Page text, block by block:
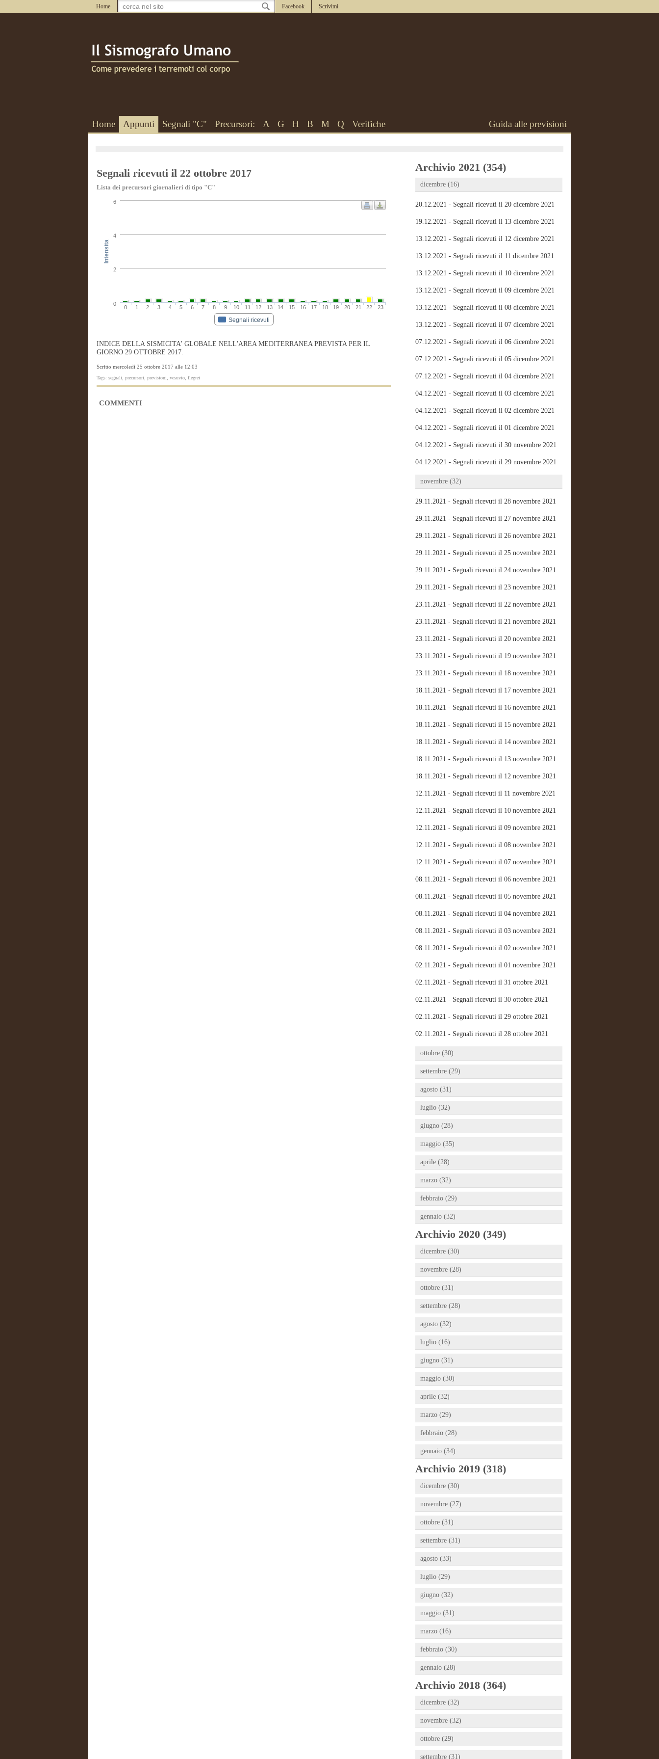
Home Facebook Scrivimi
Home Appunti Segnali "C" Precursori: A G H B M Q Verifiche Guida alle previsioni
Segnali ricevuti il 22 ottobre 2017
Lista dei precursori giornalieri di tipo "C"
Intensita
Segnali ricevuti
0 1 2 3 4 5 6 7 8 9 10 11 12 13 14 15 16 17 18 19 20 21 22 23
0
2
4
6
INDICE DELLA SISMICITA' GLOBALE NELL'AREA MEDITERRANEA PREVISTA PER IL
GIORNO 29 OTTOBRE 2017.
Scritto mercoledì 25 ottobre 2017 alle 12:03
Tags: segnali, precursori, previsioni, vesuvio, flegrei
COMMENTI
Archivio 2021 (354)
dicembre (16)
20.12.2021 - Segnali ricevuti il 20 dicembre 2021
19.12.2021 - Segnali ricevuti il 13 dicembre 2021
13.12.2021 - Segnali ricevuti il 12 dicembre 2021
13.12.2021 - Segnali ricevuti il 11 dicembre 2021
13.12.2021 - Segnali ricevuti il 10 dicembre 2021
13.12.2021 - Segnali ricevuti il 09 dicembre 2021
13.12.2021 - Segnali ricevuti il 08 dicembre 2021
13.12.2021 - Segnali ricevuti il 07 dicembre 2021
07.12.2021 - Segnali ricevuti il 06 dicembre 2021
07.12.2021 - Segnali ricevuti il 05 dicembre 2021
07.12.2021 - Segnali ricevuti il 04 dicembre 2021
04.12.2021 - Segnali ricevuti il 03 dicembre 2021
04.12.2021 - Segnali ricevuti il 02 dicembre 2021
04.12.2021 - Segnali ricevuti il 01 dicembre 2021
04.12.2021 - Segnali ricevuti il 30 novembre 2021
04.12.2021 - Segnali ricevuti il 29 novembre 2021
novembre (32)
29.11.2021 - Segnali ricevuti il 28 novembre 2021
29.11.2021 - Segnali ricevuti il 27 novembre 2021
29.11.2021 - Segnali ricevuti il 26 novembre 2021
29.11.2021 - Segnali ricevuti il 25 novembre 2021
29.11.2021 - Segnali ricevuti il 24 novembre 2021
29.11.2021 - Segnali ricevuti il 23 novembre 2021
23.11.2021 - Segnali ricevuti il 22 novembre 2021
23.11.2021 - Segnali ricevuti il 21 novembre 2021
23.11.2021 - Segnali ricevuti il 20 novembre 2021
23.11.2021 - Segnali ricevuti il 19 novembre 2021
23.11.2021 - Segnali ricevuti il 18 novembre 2021
18.11.2021 - Segnali ricevuti il 17 novembre 2021
18.11.2021 - Segnali ricevuti il 16 novembre 2021
18.11.2021 - Segnali ricevuti il 15 novembre 2021
18.11.2021 - Segnali ricevuti il 14 novembre 2021
18.11.2021 - Segnali ricevuti il 13 novembre 2021
18.11.2021 - Segnali ricevuti il 12 novembre 2021
12.11.2021 - Segnali ricevuti il 11 novembre 2021
12.11.2021 - Segnali ricevuti il 10 novembre 2021
12.11.2021 - Segnali ricevuti il 09 novembre 2021
12.11.2021 - Segnali ricevuti il 08 novembre 2021
12.11.2021 - Segnali ricevuti il 07 novembre 2021
08.11.2021 - Segnali ricevuti il 06 novembre 2021
08.11.2021 - Segnali ricevuti il 05 novembre 2021
08.11.2021 - Segnali ricevuti il 04 novembre 2021
08.11.2021 - Segnali ricevuti il 03 novembre 2021
08.11.2021 - Segnali ricevuti il 02 novembre 2021
02.11.2021 - Segnali ricevuti il 01 novembre 2021
02.11.2021 - Segnali ricevuti il 31 ottobre 2021
02.11.2021 - Segnali ricevuti il 30 ottobre 2021
02.11.2021 - Segnali ricevuti il 29 ottobre 2021
02.11.2021 - Segnali ricevuti il 28 ottobre 2021
ottobre (30)
settembre (29)
agosto (31)
luglio (32)
giugno (28)
maggio (35)
aprile (28)
marzo (32)
febbraio (29)
gennaio (32)
Archivio 2020 (349)
dicembre (30)
novembre (28)
ottobre (31)
settembre (28)
agosto (32)
luglio (16)
giugno (31)
maggio (30)
aprile (32)
marzo (29)
febbraio (28)
gennaio (34)
Archivio 2019 (318)
dicembre (30)
novembre (27)
ottobre (31)
settembre (31)
agosto (33)
luglio (29)
giugno (32)
maggio (31)
marzo (16)
febbraio (30)
gennaio (28)
Archivio 2018 (364)
dicembre (32)
novembre (32)
ottobre (29)
settembre (31)